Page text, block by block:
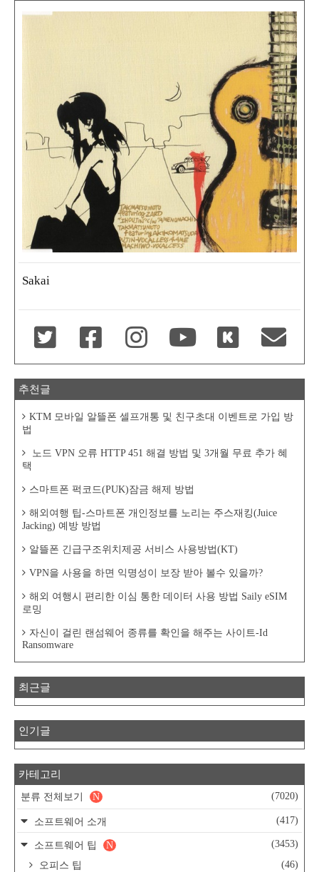
Sakai
추천글
KTM 모바일 알뜰폰 셀프개통 및 친구초대 이벤트로 가입 방
법
노드 VPN 오류 HTTP 451 해결 방법 및 3개월 무료 추가 혜
택
스마트폰 퍽코드(PUK)잠금 해제 방법
해외여행 팁-스마트폰 개인정보를 노리는 주스재킹(Juice
Jacking) 예방 방법
알뜰폰 긴급구조위치제공 서비스 사용방법(KT)
VPN을 사용을 하면 익명성이 보장 받아 볼수 있을까?
해외 여행시 편리한 이심 통한 데이터 사용 방법 Saily eSIM
로밍
자신이 걸린 랜섬웨어 종류를 확인을 해주는 사이트-Id
Ransomware
최근글
인기글
카테고리
분류 전체보기 (7020)
N
소프트웨어 소개 (417)
소프트웨어 팁 (3453)
N
오피스 팁
(46)